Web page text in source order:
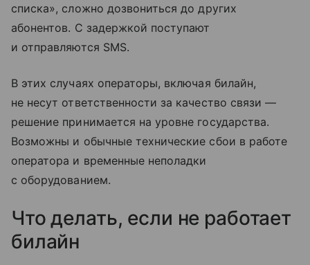
списка», сложно дозвониться до других
абонентов. С задержкой поступают
и отправляются SMS.
В этих случаях операторы, включая билайн,
не несут ответственности за качество связи —
решение принимается на уровне государства.
Возможны и обычные технические сбои в работе
оператора и временные неполадки
с оборудованием.
Что делать, если не работает
билайн